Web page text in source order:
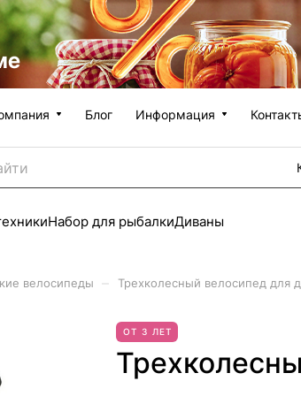
Блог Информация
Набор для рыбалкиДиваны
велосипеды Трехколесный велосипед для
ОТ 3 ЛЕТ